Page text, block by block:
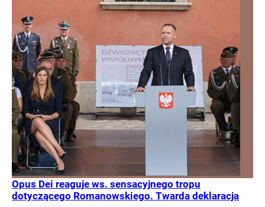
Opus Dei reaguje ws. sensacyjnego tropu
dotyczącego Romanowskiego. Twarda deklaracja